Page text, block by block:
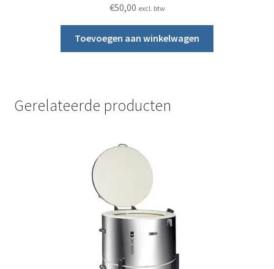
€50,00 excl. btw
Toevoegen aan winkelwagen
Gerelateerde producten